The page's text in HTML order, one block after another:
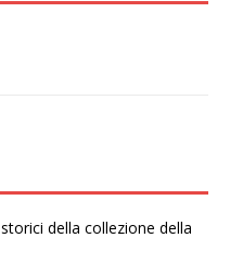
della collezione della